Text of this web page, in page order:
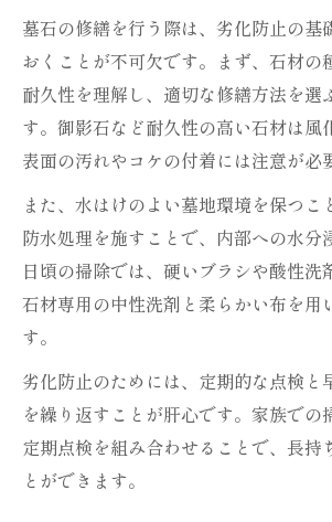
墓石の修繕を行う際は、劣化防止の基
おくことが不可欠です。まず、石材の
耐久性を理解し、適切な修繕方法を選
す。御影石など耐久性の高い石材は風
表面の汚れやコケの付着には注意が必
また、水はけのよい墓地環境を保つこ
防水処理を施すことで、内部への水分
日頃の掃除では、硬いブラシや酸性洗
石材専用の中性洗剤と柔らかい布を用
す。
劣化防止のためには、定期的な点検と
を繰り返すことが肝心です。家族での
定期点検を組み合わせることで、長持
とができます。